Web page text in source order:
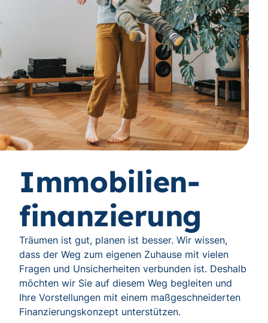
Immobilien-
finanzierung
Träumen ist gut, planen ist besser. Wir wissen,
dass der Weg zum eigenen Zuhause mit vielen
Fragen und Unsicherheiten verbunden ist. Deshalb
möchten wir Sie auf diesem Weg begleiten und
Ihre Vorstellungen mit einem maßgeschneiderten
Finanzierungskonzept unterstützen.